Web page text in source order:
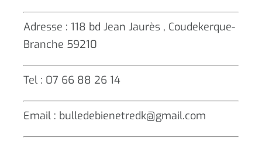
Adresse : 118 bd Jean Jaurès , Coudekerque-
Branche 59210
Tel : 07 66 88 26 14
Email : bulledebienetredk@gmail.com